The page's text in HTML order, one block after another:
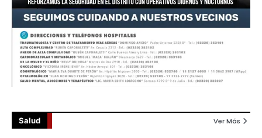
Salud Ver Más